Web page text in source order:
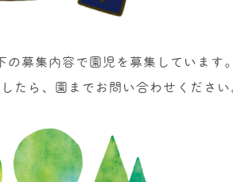
の募集内容で園児を募集しています
たら、園までお問い合わせくださ